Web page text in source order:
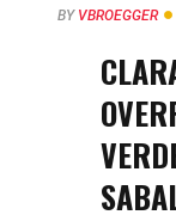
BY VBROEGGER